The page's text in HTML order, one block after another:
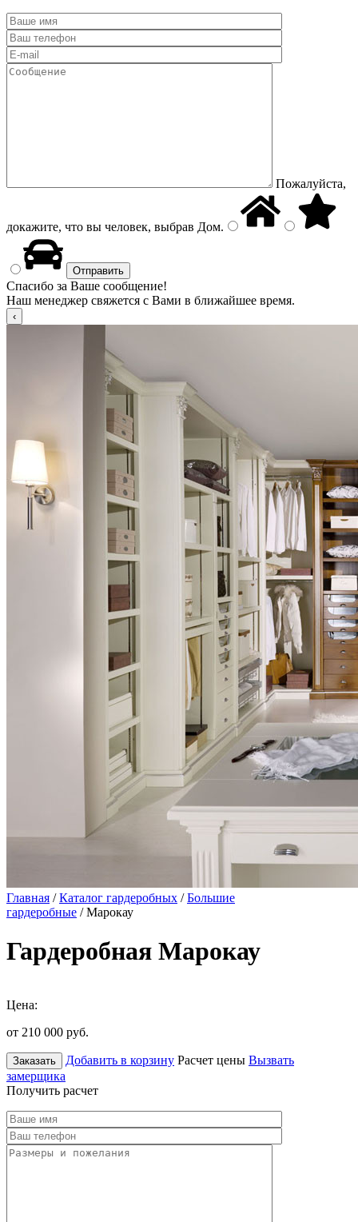
Пожалуйста,
докажите, что вы человек, выбрав Дом.
Спасибо за Ваше сообщение!
Наш менеджер свяжется с Вами в ближайшее время.
Главная /Каталог гардеробных /Большие
гардеробные / Марокау
Гардеробная Марокау
Цена:
от 210 000 руб.
Заказать Добавить в корзину Расчет цены Вызвать
замерщика
Получить расчет